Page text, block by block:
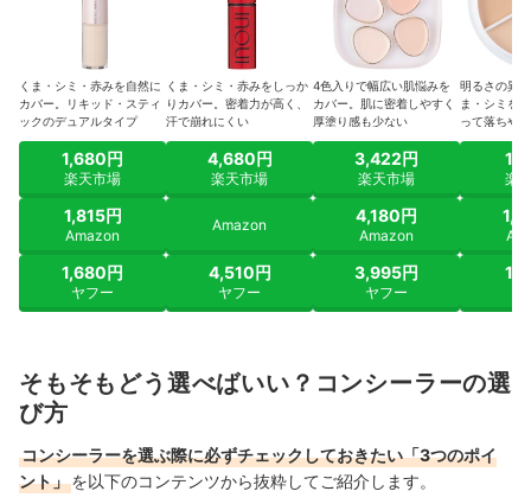
くま・シミ・赤みを自然に
カバー。リキッド・スティ
ックのデュアルタイプ
1,680円
楽天市場
1,815円
Amazon
1,680円
ヤフー
くま・シミ・赤みをしっか
りカバー。密着力が高く、
汗で崩れにくい
4,680円
楽天市場
Amazon
4,510円
ヤフー
4色入りで幅広い肌悩みを
カバー。肌に密着しやすく
厚塗り感も少ない
3,422円
楽天市場
4,180円
Amazon
3,995円
ヤフー
明るさの異
ま・シミを
って落ちや
ット
楽
そもそもどう選べばいい？コンシーラーの選
び方
コンシーラーを選ぶ際に必ずチェックしておきたい「3つのポイ
ント」を以下のコンテンツから抜粋してご紹介します。